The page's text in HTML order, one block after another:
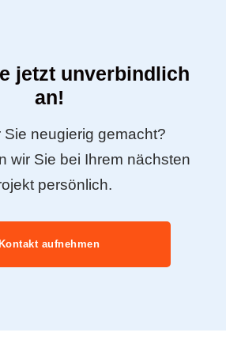
jetzt unverbindlich
an!
Sie neugierig gemacht?
wir Sie bei Ihrem nächsten
persönlich.
Kontakt aufnehmen